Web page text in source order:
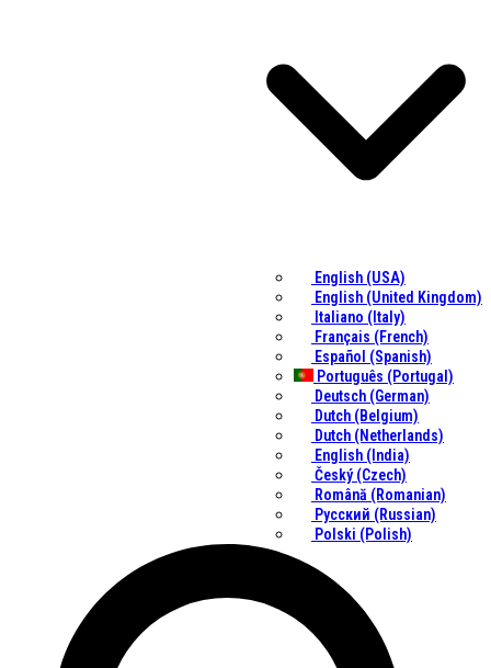
English (USA)
English (United Kingdom)
Italiano (Italy)
Français (French)
Español (Spanish)
Português (Portugal)
Deutsch (German)
Dutch (Belgium)
Dutch (Netherlands)
English (India)
Český (Czech)
Română (Romanian)
Русский (Russian)
Polski (Polish)